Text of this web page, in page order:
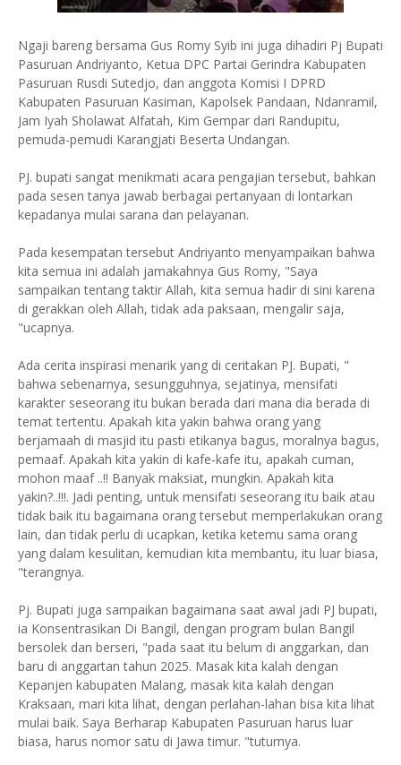
Ngaji bareng bersama Gus Romy Syib ini juga dihadiri Pj Bupati
Pasuruan Andriyanto, Ketua DPC Partai Gerindra Kabupaten
Pasuruan Rusdi Sutedjo, dan anggota Komisi I DPRD
Kabupaten Pasuruan Kasiman, Kapolsek Pandaan, Ndanramil,
Jam Iyah Sholawat Alfatah, Kim Gempar dari Randupitu,
pemuda-pemudi Karangjati Beserta Undangan.
PJ. bupati sangat menikmati acara pengajian tersebut, bahkan
pada sesen tanya jawab berbagai pertanyaan di lontarkan
kepadanya mulai sarana dan pelayanan.
Pada kesempatan tersebut Andriyanto menyampaikan bahwa
kita semua ini adalah jamakahnya Gus Romy, "Saya
sampaikan tentang taktir Allah, kita semua hadir di sini karena
di gerakkan oleh Allah, tidak ada paksaan, mengalir saja,
"ucapnya.
Ada cerita inspirasi menarik yang di ceritakan PJ. Bupati, "
bahwa sebenarnya, sesungguhnya, sejatinya, mensifati
karakter seseorang itu bukan berada dari mana dia berada di
temat tertentu. Apakah kita yakin bahwa orang yang
berjamaah di masjid itu pasti etikanya bagus, moralnya bagus,
pemaaf. Apakah kita yakin di kafe-kafe itu, apakah cuman,
mohon maaf ..!! Banyak maksiat, mungkin. Apakah kita
yakin?..!!!. Jadi penting, untuk mensifati seseorang itu baik atau
tidak baik itu bagaimana orang tersebut memperlakukan orang
lain, dan tidak perlu di ucapkan, ketika ketemu sama orang
yang dalam kesulitan, kemudian kita membantu, itu luar biasa,
"terangnya.
Pj. Bupati juga sampaikan bagaimana saat awal jadi PJ bupati,
ia Konsentrasikan Di Bangil, dengan program bulan Bangil
bersolek dan berseri, "pada saat itu belum di anggarkan, dan
baru di anggartan tahun 2025. Masak kita kalah dengan
Kepanjen kabupaten Malang, masak kita kalah dengan
Kraksaan, mari kita lihat, dengan perlahan-lahan bisa kita lihat
mulai baik. Saya Berharap Kabupaten Pasuruan harus luar
biasa, harus nomor satu di Jawa timur. "tuturnya.